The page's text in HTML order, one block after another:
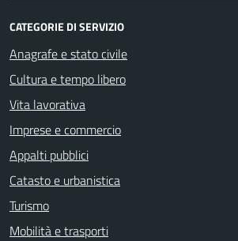
CATEGORIE DI SERVIZIO
Anagrafe e stato civile
Cultura e tempo libero
Vita lavorativa
Imprese e commercio
Appalti pubblici
Catasto e urbanistica
Turismo
Mobilità e trasporti